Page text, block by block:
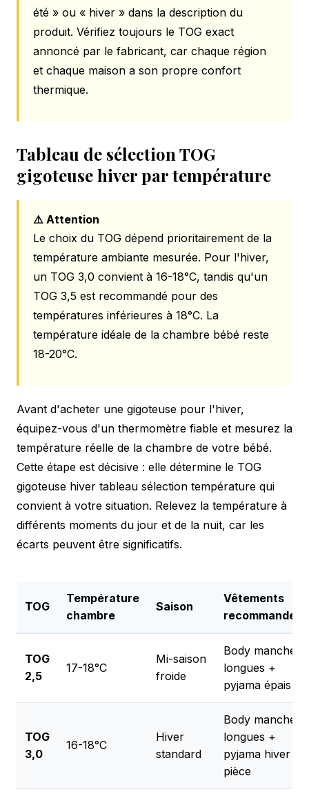
été » ou « hiver » dans la description du
produit. Vérifiez toujours le TOG exact
annoncé par le fabricant, car chaque région
et chaque maison a son propre confort
thermique.
Tableau de sélection TOG
gigoteuse hiver par température
⚠️ Attention
Le choix du TOG dépend prioritairement de la
température ambiante mesurée. Pour l'hiver,
un TOG 3,0 convient à 16-18°C, tandis qu'un
TOG 3,5 est recommandé pour des
températures inférieures à 18°C. La
température idéale de la chambre bébé reste
18-20°C.
Avant d'acheter une gigoteuse pour l'hiver,
équipez-vous d'un thermomètre fiable et mesurez la
température réelle de la chambre de votre bébé.
Cette étape est décisive : elle détermine le TOG
gigoteuse hiver tableau sélection température qui
convient à votre situation. Relevez la température à
différents moments du jour et de la nuit, car les
écarts peuvent être significatifs.
TOG
Température
chambre
Saison
Vêtements
recommandés
TOG
2,5
17-18°C
Mi-saison
froide
Body manches
longues +
pyjama épais
TOG
3,0
16-18°C
Hiver
standard
Body manches
longues +
pyjama hiver 1
pièce